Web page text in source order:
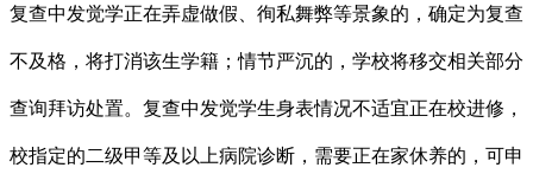
复查中发觉学正在弄虚做假、徇私舞弊等景象的，确定为复查
不及格，将打消该生学籍；情节严沉的，学校将移交相关部分
查询拜访处置。复查中发觉学生身表情况不适宜正在校进修，
校指定的二级甲等及以上病院诊断，需要正在家休养的，可申